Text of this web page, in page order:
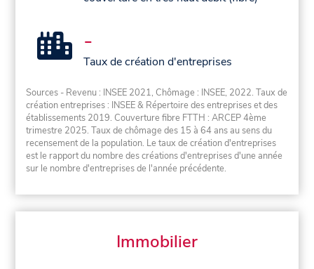
-
Taux de création d'entreprises
Sources - Revenu : INSEE 2021, Chômage : INSEE, 2022. Taux de
création entreprises : INSEE & Répertoire des entreprises et des
établissements 2019. Couverture fibre FTTH : ARCEP 4ème
trimestre 2025. Taux de chômage des 15 à 64 ans au sens du
recensement de la population. Le taux de création d'entreprises
est le rapport du nombre des créations d'entreprises d'une année
sur le nombre d'entreprises de l'année précédente.
Immobilier